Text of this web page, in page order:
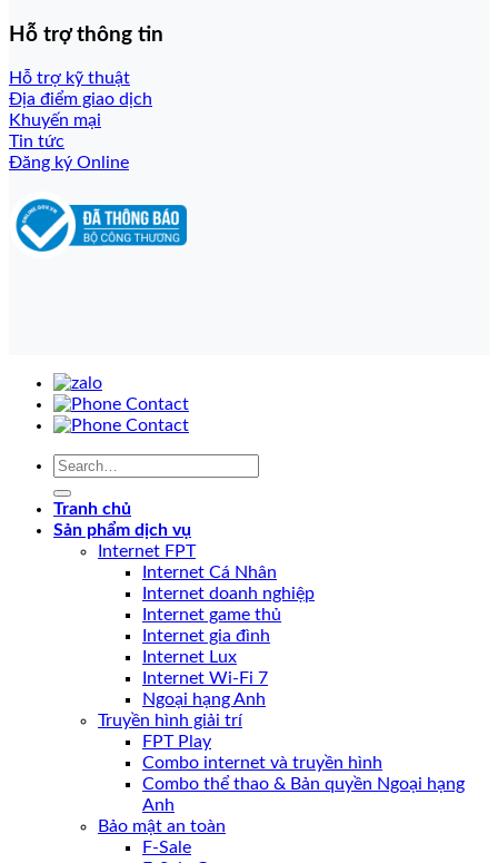
Hỗ trợ thông tin
Hỗ trợ kỹ thuật
Địa điểm giao dịch
Khuyến mại
Tin tức
Đăng ký Online
Tranh chủ
Sản phẩm dịch vụ
Internet FPT
Internet Cá Nhân
Internet doanh nghiệp
Internet game thủ
Internet gia đình
Internet Lux
Internet Wi-Fi 7
Ngoại hạng Anh
Truyền hình giải trí
FPT Play
Combo internet và truyền hình
Combo thể thao & Bản quyền Ngoại hạng
Anh
Bảo mật an toàn
F-Sale